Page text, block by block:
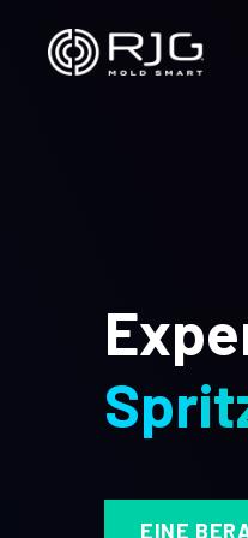
springen
EINE